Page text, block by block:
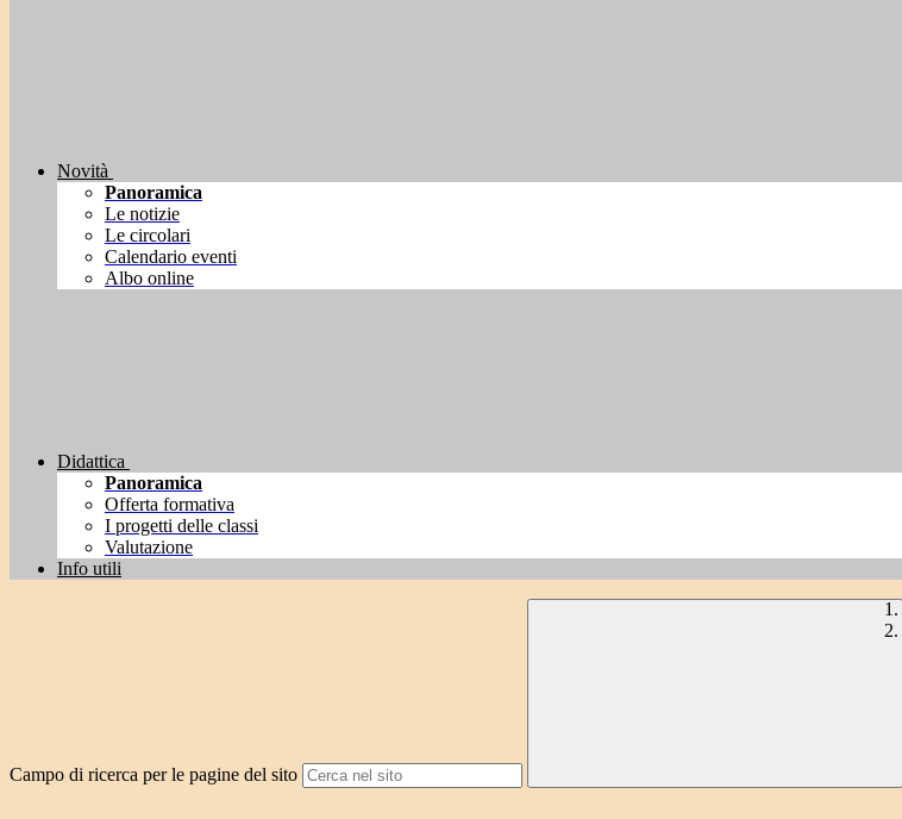
Novità
Panoramica
Le notizie
Le circolari
Calendario eventi
Albo online
Didattica
Panoramica
Offerta formativa
I progetti delle classi
Valutazione
Info utili
Campo di ricerca per le pagine del sito